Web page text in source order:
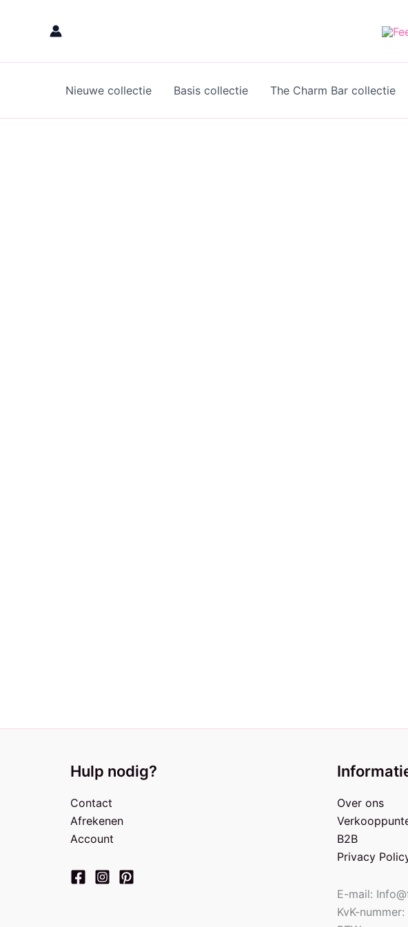
Nieuwe collectie Basis collectie The Charm Bar collectie
Hulp nodig?
Contact
Afrekenen
Account
Over ons
B2B
Privacy
E-mail:
KvK-